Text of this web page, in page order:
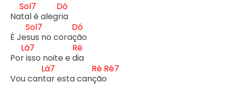
Nat
Sol7
al é alegr
Dó
ia
É Jes
Sol7
us no coraç
Dó
ão
Por
Lá7
isso noite e d
Ré
ia
Vou cant
Lá7
ar esta canç
Ré
ão
Ré7